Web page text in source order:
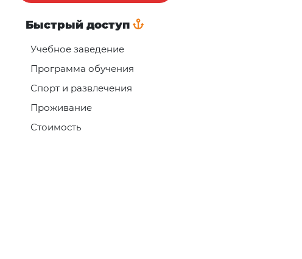
Быстрый доступ
Учебное заведение
Программа обучения
Спорт и развлечения
Проживание
Стоимость